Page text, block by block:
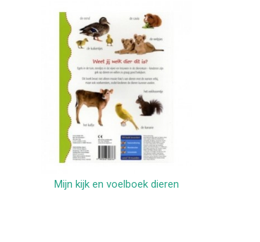
Mijn kijk en voelboek dieren